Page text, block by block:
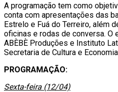
A programação tem como
conta com apresentações das
Estrelo e Fuá do Terreiro, além
oficinas e rodas de conversa. O
ABÈBÈ Produções e Instituto
Secretaria de Cultura e
PROGRAMAÇÃO:
Sexta-feira (12/04)